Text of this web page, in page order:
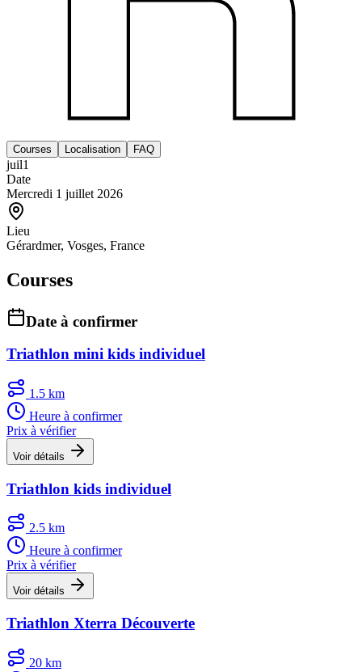
Courses Localisation FAQ
juil1
Date
Mercredi 1 juillet 2026
Lieu
Gérardmer, Vosges, France
Courses
Date à confirmer
Triathlon mini kids individuel
1.5 km
Heure à confirmer
Prix à vérifier
Voir détails
Triathlon kids individuel
2.5 km
Heure à confirmer
Prix à vérifier
Voir détails
Triathlon Xterra Découverte
20 km